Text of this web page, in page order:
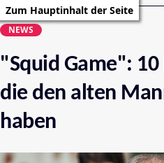
Zum Hauptinhalt der Seite
NEWS
"Squid Game": 10
die den alten
haben